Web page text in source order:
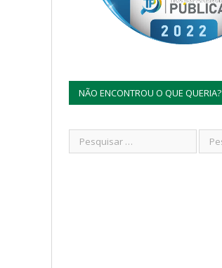
NÃO ENCONTROU O QUE QUERIA?